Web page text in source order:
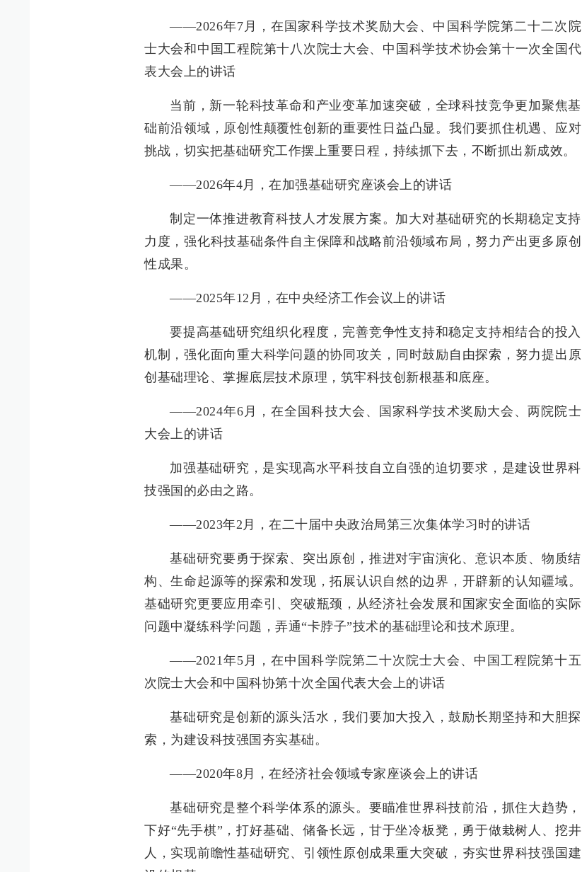
——2026年7月，在国家科学技术奖励大会、中国科学院第二十二次院
士大会和中国工程院第十八次院士大会、中国科学技术协会第十一次全国代
表大会上的讲话
当前，新一轮科技革命和产业变革加速突破，全球科技竞争更加聚焦基
础前沿领域，原创性颠覆性创新的重要性日益凸显。我们要抓住机遇、应对
挑战，切实把基础研究工作摆上重要日程，持续抓下去，不断抓出新成效。
——2026年4月，在加强基础研究座谈会上的讲话
制定一体推进教育科技人才发展方案。加大对基础研究的长期稳定支持
力度，强化科技基础条件自主保障和战略前沿领域布局，努力产出更多原创
性成果。
——2025年12月，在中央经济工作会议上的讲话
要提高基础研究组织化程度，完善竞争性支持和稳定支持相结合的投入
机制，强化面向重大科学问题的协同攻关，同时鼓励自由探索，努力提出原
创基础理论、掌握底层技术原理，筑牢科技创新根基和底座。
——2024年6月，在全国科技大会、国家科学技术奖励大会、两院院士
大会上的讲话
加强基础研究，是实现高水平科技自立自强的迫切要求，是建设世界科
技强国的必由之路。
——2023年2月，在二十届中央政治局第三次集体学习时的讲话
基础研究要勇于探索、突出原创，推进对宇宙演化、意识本质、物质结
构、生命起源等的探索和发现，拓展认识自然的边界，开辟新的认知疆域。
基础研究更要应用牵引、突破瓶颈，从经济社会发展和国家安全面临的实际
问题中凝练科学问题，弄通“卡脖子”技术的基础理论和技术原理。
——2021年5月，在中国科学院第二十次院士大会、中国工程院第十五
次院士大会和中国科协第十次全国代表大会上的讲话
基础研究是创新的源头活水，我们要加大投入，鼓励长期坚持和大胆探
索，为建设科技强国夯实基础。
——2020年8月，在经济社会领域专家座谈会上的讲话
基础研究是整个科学体系的源头。要瞄准世界科技前沿，抓住大趋势，
下好“先手棋”，打好基础、储备长远，甘于坐冷板凳，勇于做栽树人、挖井
人，实现前瞻性基础研究、引领性原创成果重大突破，夯实世界科技强国建